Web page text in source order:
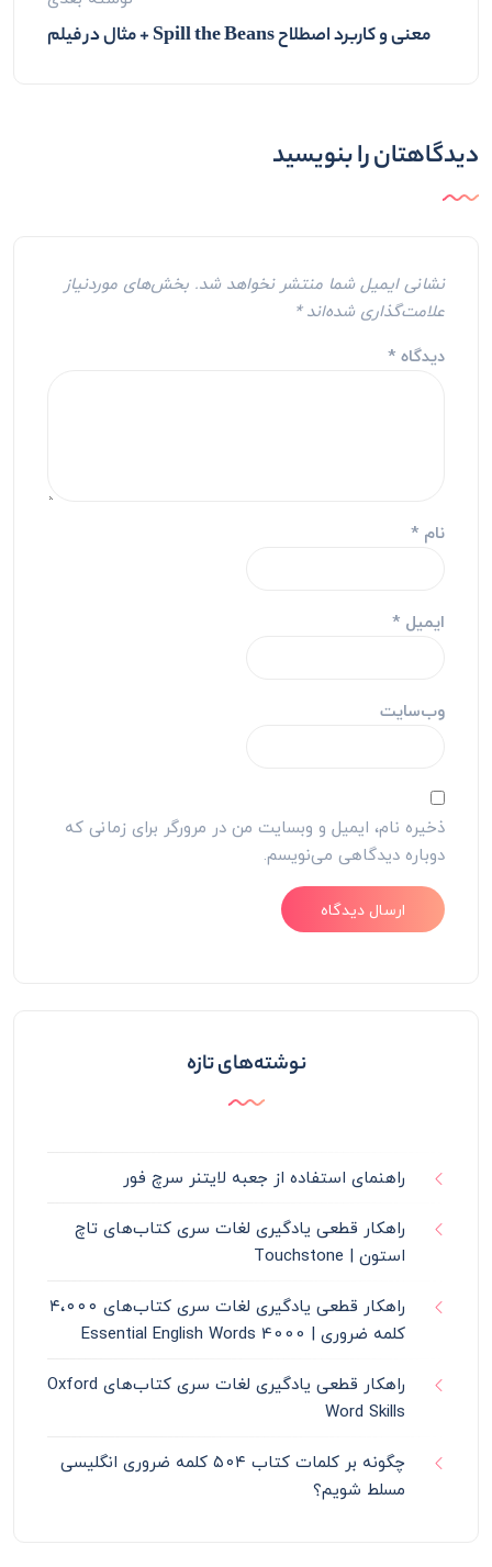
معنی و کاربرد اصطلاح Spill the Beans + مثال در فیلم‌
دیدگاهتان را بنویسید
نشانی ایمیل شما منتشر نخواهد شد. بخش‌های موردنیاز
علامت‌گذاری شده‌اند*
دیدگاه*
نام *
ایمیل *
وب‌سایت
ذخیره نام، ایمیل و وبسایت من در مرورگر برای زمانی که
دوباره دیدگاهی می‌نویسم.
نوشته‌های تازه
راهنمای استفاده از جعبه لایتنر سرچ فور
راهکار قطعی یادگیری لغات سری کتاب‌های تاچ
استون | Touchstone
راهکار قطعی یادگیری لغات سری کتاب‌های ۴،۰۰۰
کلمه ضروری | 4000 Essential English Words
راهکار قطعی یادگیری لغات سری کتاب‌های Oxford
Word Skills
چگونه بر کلمات کتاب ۵۰۴ کلمه ضروری انگلیسی
مسلط شویم؟